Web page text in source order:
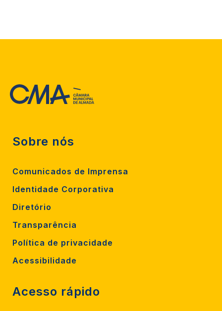
Sobre nós
Comunicados de Imprensa
Identidade Corporativa
Diretório
Transparência
Política de privacidade
Acessibilidade
Acesso rápido